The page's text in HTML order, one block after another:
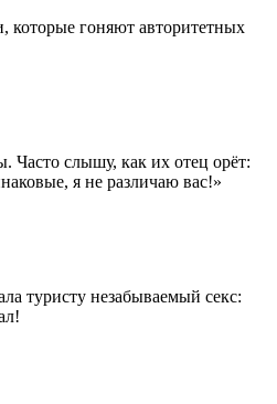
которые гоняют авторитетных
Часто слышу, как их отец орёт:
я не различаю вас!»
туристу незабываемый секс: